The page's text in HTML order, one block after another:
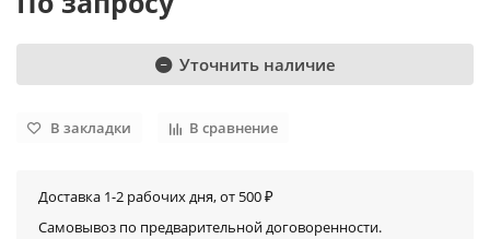
Уточнить наличие
В закладки В сравнение
Доставка 1-2 рабочих дня, от 500 ₽
Самовывоз по предварительной договоренности.